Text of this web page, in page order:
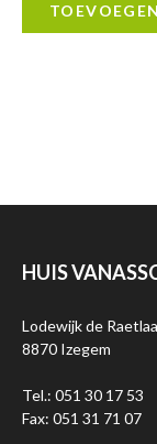
TOEVOEGEN
HUIS
Lodewijk de
8870 Izegem
Tel.: 051 30 17 53
Fax: 051 31 71 07